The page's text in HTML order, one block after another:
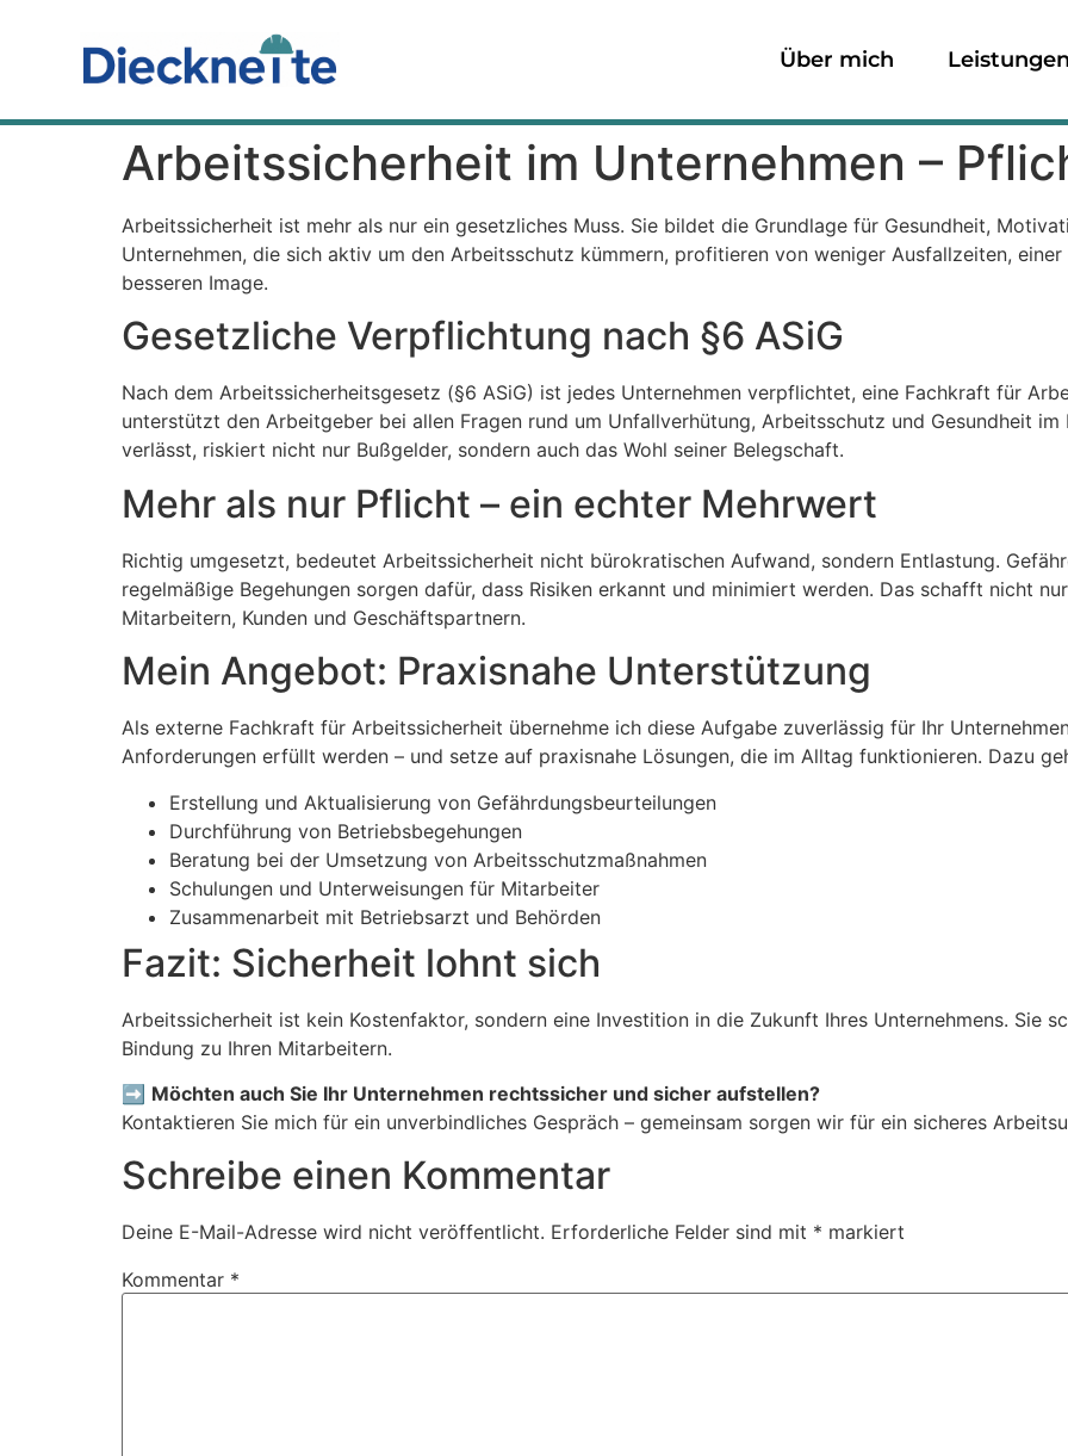
Über mich Leistungen
Arbeitssicherheit im Unternehmen –
Arbeitssicherheit ist mehr als nur ein gesetzliches Muss. Sie bildet die Grundlage für Gesundheit,
Unternehmen, die sich aktiv um den Arbeitsschutz kümmern, profitieren von weniger Ausfallzeiten,
besseren Image.
Gesetzliche Verpflichtung nach §6 ASiG
Nach dem Arbeitssicherheitsgesetz (§6 ASiG) ist jedes Unternehmen verpflichtet, eine Fachkraft für
unterstützt den Arbeitgeber bei allen Fragen rund um Unfallverhütung, Arbeitsschutz und Gesundheit
verlässt, riskiert nicht nur Bußgelder, sondern auch das Wohl seiner Belegschaft.
Mehr als nur Pflicht – ein echter Mehrwert
Richtig umgesetzt, bedeutet Arbeitssicherheit nicht bürokratischen Aufwand, sondern Entlastung.
regelmäßige Begehungen sorgen dafür, dass Risiken erkannt und minimiert werden. Das schafft nicht
Mitarbeitern, Kunden und Geschäftspartnern.
Mein Angebot: Praxisnahe Unterstützung
Als externe Fachkraft für Arbeitssicherheit übernehme ich diese Aufgabe zuverlässig für Ihr
Anforderungen erfüllt werden – und setze auf praxisnahe Lösungen, die im Alltag funktionieren. Dazu
Erstellung und Aktualisierung von Gefährdungsbeurteilungen
Durchführung von Betriebsbegehungen
Beratung bei der Umsetzung von Arbeitsschutzmaßnahmen
Schulungen und Unterweisungen für Mitarbeiter
Zusammenarbeit mit Betriebsarzt und Behörden
Fazit: Sicherheit lohnt sich
Arbeitssicherheit ist kein Kostenfaktor, sondern eine Investition in die Zukunft Ihres Unternehmens. Sie
Bindung zu Ihren Mitarbeitern.
➡️ Möchten auch Sie Ihr Unternehmen rechtssicher und sicher aufstellen?
Kontaktieren Sie mich für ein unverbindliches Gespräch – gemeinsam sorgen wir für ein sicheres
Schreibe einen Kommentar
Deine E-Mail-Adresse wird nicht veröffentlicht. Erforderliche Felder sind mit * markiert
Kommentar *